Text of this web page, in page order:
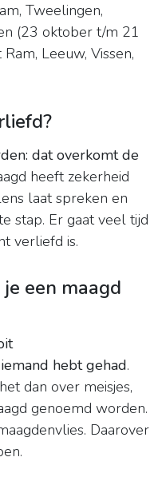
Tweelingen,
(23 oktober t/m 21
Leeuw, Vissen,
dat overkomt de
heeft zekerheid
laat spreken en
stap. Er gaat veel tijd
verliefd is.
een maagd
hebt gehad.
dan over meisjes,
genoemd worden.
Daarover